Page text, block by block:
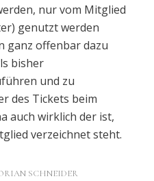
nur vom Mitglied
genutzt werden
ganz offenbar dazu
bisher
und zu
des Tickets beim
auch wirklich der ist,
verzeichnet steht.
SCHNEIDER